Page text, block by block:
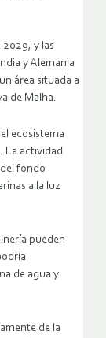
y las
y Alemania
área situada a
de Malha.
ecosistema
La actividad
fondo
a la luz
pueden
de agua y
de la